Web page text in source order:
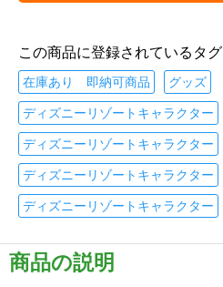
この商品に登録されているタグ
在庫あり 即納可商品 グッズ
ディズニーリゾートキャラクター
ディズニーリゾートキャラクター
ディズニーリゾートキャラクター
ディズニーリゾートキャラクター
商品の説明